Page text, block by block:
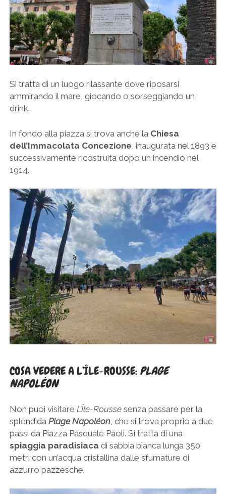
Si tratta di un luogo rilassante dove riposarsi
ammirando il mare, giocando o sorseggiando un
drink.
In fondo alla piazza si trova anche la Chiesa
dell’Immacolata Concezione , inaugurata nel 1893 e
successivamente ricostruita dopo un incendio nel
1914.
COSA VEDERE A L’ÎLE-ROUSSE: PLAGE
NAPOLÉON
Non puoi visitare L’Île-Roussesenza passare per la
splendida Plage Napoléon, che si trova proprio a due
passi da Piazza Pasquale Paoli. Si tratta di una
spiaggia paradisiaca di sabbia bianca lunga 350
metri con un’acqua cristallina dalle sfumature di
azzurro pazzesche.